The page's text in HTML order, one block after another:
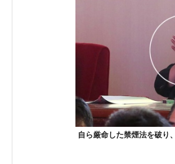
自ら厳命した禁煙法を破り